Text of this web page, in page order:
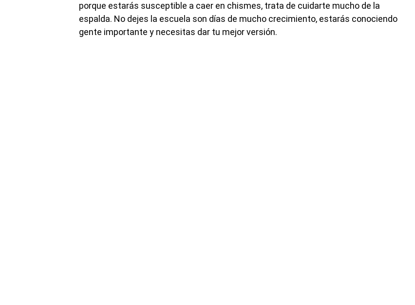
porque estarás susceptible a caer en chismes, trata de cuidarte mucho de la
espalda. No dejes la escuela son días de mucho crecimiento, estarás conociendo
gente importante y necesitas dar tu mejor versión.